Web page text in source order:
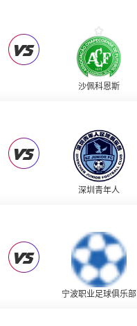
沙佩科恩斯
深圳青年人
宁波职业足球俱乐部